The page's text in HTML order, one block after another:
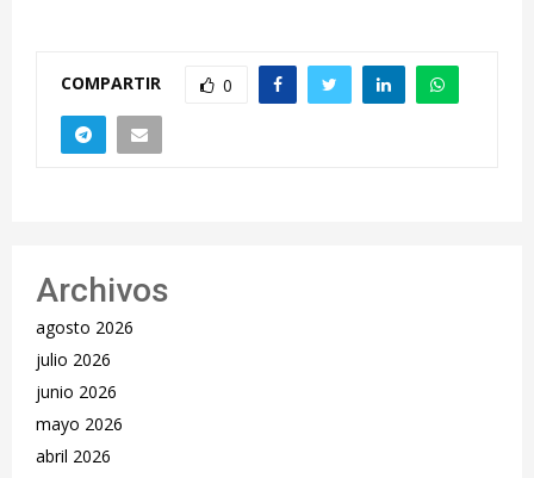
COMPARTIR 0
Archivos
agosto 2026
julio 2026
junio 2026
mayo 2026
abril 2026